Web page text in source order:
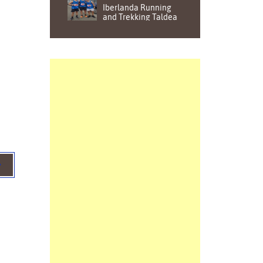
Iberlanda Running
and Trekking Taldea